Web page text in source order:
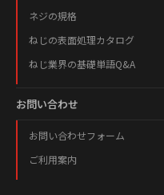
ネジの規格
ねじの表面処理カタログ
ねじ業界の基礎単語Q&A
お問い合わせ
お問い合わせフォーム
ご利用案内